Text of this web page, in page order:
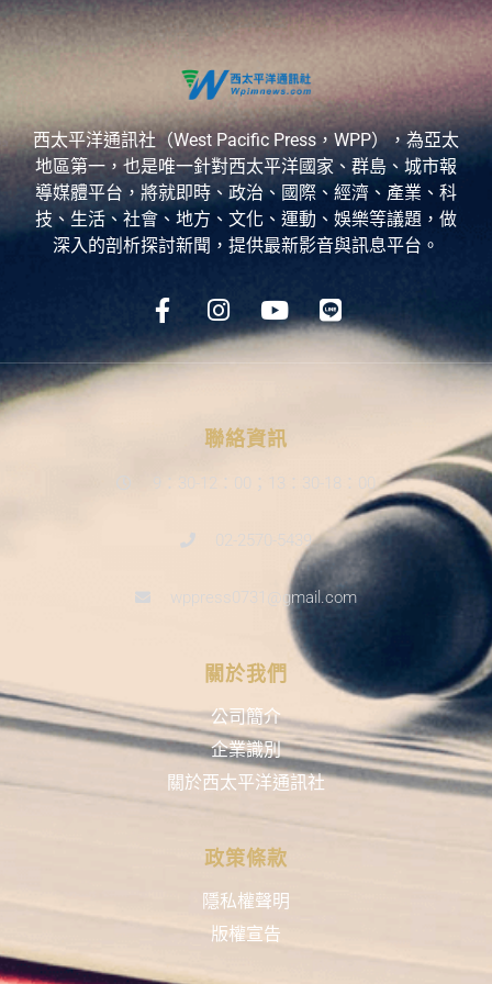
西太平洋通訊社（West Pacific Press，WPP），為亞太
地區第一，也是唯一針對西太平洋國家、群島、城市報
導媒體平台，將就即時、政治、國際、經濟、產業、科
技、生活、社會、地方、文化、運動、娛樂等議題，做
深入的剖析探討新聞，提供最新影音與訊息平台。
聯絡資訊
9：30-12：00；13：30-18：00
02-2570-5439
wppress0731@gmail.com
關於我們
公司簡介
企業識別
關於西太平洋通訊社
政策條款
隱私權聲明
版權宣告